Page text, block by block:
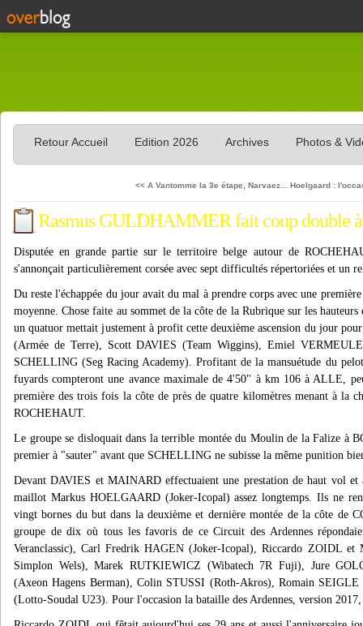
Retour Accueil Edition 2026 Archives Photos &
<< A Vantomme la 3e étape, Narvaez... Hoelgaard :
Rasmus GULDHAMMER fait coup double
Disputée en grande partie sur le territoire belge autour de
s'annonçait particulièrement corsée avec sept difficultés répertoriées et un
Du reste l'échappée du jour avait du mal à prendre corps avec une
moyenne. Chose faite au sommet de la côte de la Rubrique sur les
un quatuor mettait justement à profit cette deuxième ascension du jour
(Armée de Terre), Scott DAVIES (Team Wiggins), Emiel
SCHELLING (Seg Racing Academy). Profitant de la mansuétude du
fuyards compteront une avance maximale de 4'50" à km 106 à ALLE,
première des trois fois la côte de près de quatre kilomètres menant à la
ROCHEHAUT.
Le groupe se disloquait dans la terrible montée du Moulin de la Falize à
premier à "sauter" avant que SCHELLING ne subisse la même punition
Devant DAVIES et MAINARD effectuaient une prestation de haut vol et
maillot Markus HOELGAARD (Joker-Icopal) assez longtemps. Ils ne
vingt bornes du but dans la deuxième et dernière montée de la côte de
groupe de dix où tous les favoris de ce Circuit des Ardennes
Veranclassic), Carl Fredrik HAGEN (Joker-Icopal), Riccardo ZOIDL et
Simplon Wels), Marek RUTKIEWICZ (Wibatech 7R Fuji), Jure
(Axeon Hagens Berman), Colin STUSSI (Roth-Akros), Romain
(Lotto-Soudal U23). Pour l'occasion la bataille des Ardennes, version